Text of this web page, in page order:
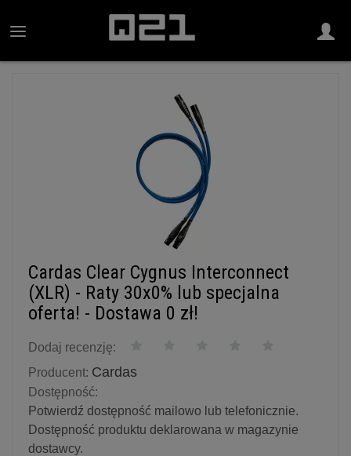
Cardas Clear Cygnus Interconnect
(XLR) - Raty 30x0% lub specjalna
oferta! - Dostawa 0 zł!
Dodaj recenzję:
Producent: Cardas
Dostępność:
Potwierdź dostępność mailowo lub telefonicznie.
Dostępność produktu deklarowana w magazynie
dostawcy.